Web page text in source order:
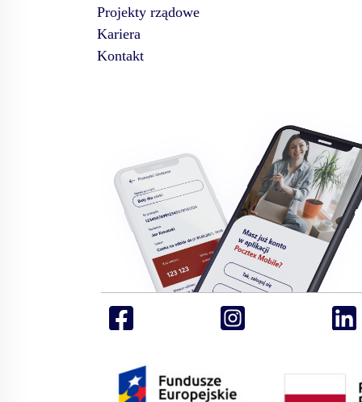
Projekty rządowe
Kariera
Kontakt